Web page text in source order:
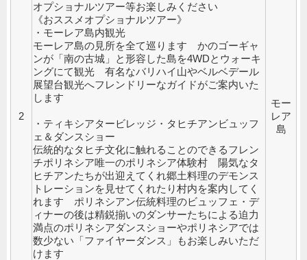
2
オプショナルツアー等お楽しみください
《おススメオプショナルツアー》
・モーレア島内観光
モーレア島の見所を全て巡ります かのゴーギャ
ンが「南の古城」と形容した島を4WDとウォーキ
ングにて観光 有名なバリハイ山やベルベデール
展望台観光へフレンドリーなガイドがご案内いた
します
・ティキシアタービレッジ・タヒチアンビュッフ
ェ＆ダンスショー
伝統的なタヒチ文化に触れることのできるフレン
チポリネシア唯一のポリネシア体験村 陽気なタ
ヒチアンたちが出迎えてくれ郷土料理のデモンス
トレーションを見せてくれたり村内を案内してく
れます ポリネシアン伝統料理のビュッフェ・デ
ィナーの後は精鋭揃いのダンサーたちによる迫力
満点のポリネシアダンスショーやポリネシアでは
数少ない「ファイヤーダンス」もお楽しみいただ
けます
モー
レア
島